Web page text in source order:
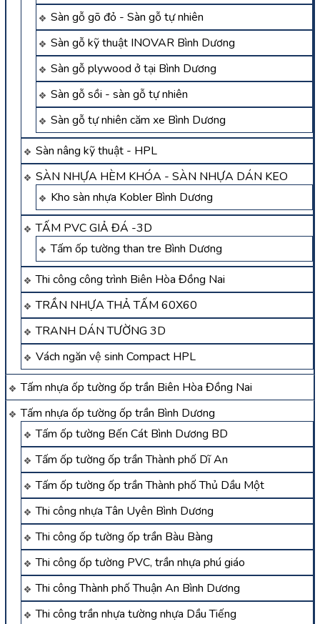
Sàn gỗ gõ đỏ - Sàn gỗ tự nhiên
Sàn gỗ kỹ thuật INOVAR Bình Dương
Sàn gỗ plywood ở tại Bình Dương
Sàn gỗ sồi - sàn gỗ tự nhiên
Sàn gỗ tự nhiên căm xe Bình Dương
Sàn nâng kỹ thuật - HPL
SÀN NHỰA HÈM KHÓA - SÀN NHỰA DÁN KEO
Kho sàn nhựa Kobler Bình Dương
TẤM PVC GIẢ ĐÁ -3D
Tấm ốp tường than tre Bình Dương
Thi công công trình Biên Hòa Đồng Nai
TRẦN NHỰA THẢ TẤM 60X60
TRANH DÁN TƯỜNG 3D
Vách ngăn vệ sinh Compact HPL
Tấm nhựa ốp tường ốp trần Biên Hòa Đồng Nai
Tấm nhựa ốp tường ốp trần Bình Dương
Tấm ốp tường Bến Cát Bình Dương BD
Tấm ốp tường ốp trần Thành phố Dĩ An
Tấm ốp tường ốp trần Thành phố Thủ Dầu Một
Thi công nhựa Tân Uyên Bình Dương
Thi công ốp tường ốp trần Bàu Bàng
Thi công ốp tường PVC, trần nhựa phú giáo
Thi công Thành phố Thuận An Bình Dương
Thi công trần nhựa tường nhựa Dầu Tiếng